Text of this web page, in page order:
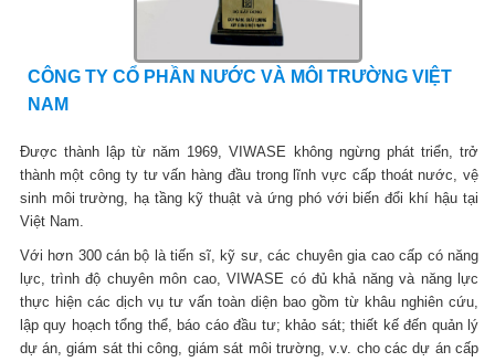
CÔNG TY CỔ PHẦN NƯỚC VÀ MÔI TRƯỜNG VIỆT
NAM
Được thành lập từ năm 1969, VIWASE không ngừng phát triển, trở
thành một công ty tư vấn hàng đầu trong lĩnh vực cấp thoát nước, vệ
sinh môi trường, hạ tầng kỹ thuật và ứng phó với biến đổi khí hậu tại
Việt Nam.
Với hơn 300 cán bộ là tiến sĩ, kỹ sư, các chuyên gia cao cấp có năng
lực, trình độ chuyên môn cao, VIWASE có đủ khả năng và năng lực
thực hiện các dịch vụ tư vấn toàn diện bao gồm từ khâu nghiên cứu,
lập quy hoạch tổng thể, báo cáo đầu tư; khảo sát; thiết kế đến quản lý
dự án, giám sát thi công, giám sát môi trường, v.v. cho các dự án cấp